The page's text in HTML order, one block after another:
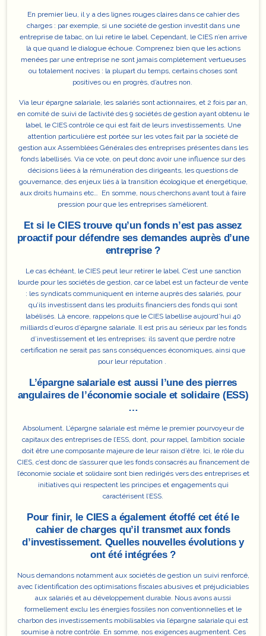
En premier lieu, il y a des lignes rouges claires dans ce cahier des
charges: par exemple, si une société de gestion investit dans une
entreprise de tabac, on lui retire le label. Cependant, le CIES n’en arrive
là que quand le dialogue échoue. Comprenez bien que les actions
menées par une entreprise ne sont jamais complétement vertueuses
ou totalement nocives : la plupart du temps, certains choses sont
positives ou en progrès, d’autres non.
Via leur épargne salariale, les salariés sont actionnaires, et 2 fois par an,
en comité de suivi de l’activité des 9 sociétés de gestion ayant obtenu le
label, le CIES contrôle ce qui est fait de leurs investissements. Une
attention particulière est portée sur les votes fait par la société de
gestion aux Assemblées Générales des entreprises présentes dans les
fonds labellisés. Via ce vote, on peut donc avoir une influence sur des
décisions liées à la rémunération des dirigeants, les questions de
gouvernance, des enjeux liés à la transition écologique et énergétique,
aux droits humains etc… En somme, nous cherchons avant tout à faire
pression pour que les entreprises s’améliorent.
Et si le CIES trouve qu’un fonds n’est pas assez
proactif pour défendre ses demandes auprès d’une
entreprise ?
Le cas échéant, le CIES peut leur retirer le label. C’est une sanction
lourde pour les sociétés de gestion, car ce label est un facteur de vente
: les syndicats communiquent en interne auprès des salariés, pour
qu’ils investissent dans les produits financiers des fonds qui sont
labélisés. Là encore, rappelons que le CIES labellise aujourd’hui 40
milliards d’euros d’épargne salariale. Il est pris au sérieux par les fonds
d’investissement et les entreprises: ils savent que perdre notre
certification ne serait pas sans conséquences économiques, ainsi que
pour leur réputation .
L’épargne salariale est aussi l’une des pierres
angulaires de l’économie sociale et solidaire (ESS)
…
Absolument. L’épargne salariale est même le premier pourvoyeur de
capitaux des entreprises de l’ESS, dont, pour rappel, l’ambition sociale
doit être une composante majeure de leur raison d’être. Ici, le rôle du
CIES, c’est donc de s’assurer que les fonds consacrés au financement de
l’économie sociale et solidaire sont bien redirigés vers des entreprises et
initiatives qui respectent les principes et engagements qui
caractérisent l’ESS.
Pour finir, le CIES a également étoffé cet été le
cahier de charges qu’il transmet aux fonds
d’investissement. Quelles nouvelles évolutions y
ont été intégrées ?
Nous demandons notamment aux sociétés de gestion un suivi renforcé,
avec l’identification des optimisations fiscales abusives et préjudiciables
aux salariés et au développement durable. Nous avons aussi
formellement exclu les énergies fossiles non conventionnelles et le
charbon des investissements mobilisables via l’épargne salariale qui est
soumise à notre contrôle. En somme, nos exigences augmentent. Ces